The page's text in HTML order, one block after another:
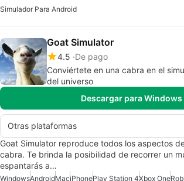
Simulador Para Android
Goat Simulator
4.5 De pago
Conviértete en una cabra en el
del universo
Descargar para Windows
Otras plataformas
Goat Simulator reproduce todos los aspectos
cabra. Te brinda la posibilidad de recorrer un
espantarás a…
WindowsAndroidMaciPhonePlay Station 4Xbox One